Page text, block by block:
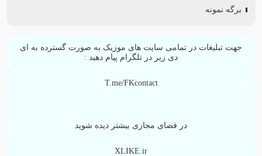
برگه نمونه
جهت تبلیغات در تمامی سایت های موزیک به صورت گسترده به ای
دی زیر در تلگرام پیام دهید :
T.me/FKcontact
در فضای مجازی بیشتر دیده شوید
XLIKE.ir